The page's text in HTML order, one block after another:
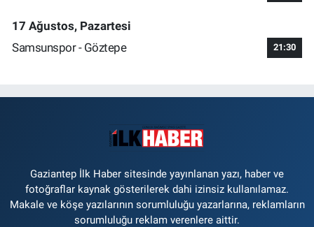
17 Ağustos, Pazartesi
Samsunspor - Göztepe
21:30
Gaziantep İlk Haber sitesinde yayınlanan yazı, haber ve
fotoğraflar kaynak gösterilerek dahi izinsiz kullanılamaz.
Makale ve köşe yazılarının sorumluluğu yazarlarına, reklamların
sorumluluğu reklam verenlere aittir.